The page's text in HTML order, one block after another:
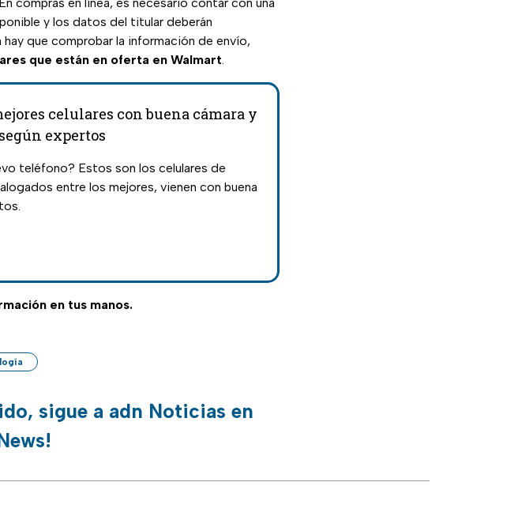
y los datos del titular deberán
que comprobar la información de envío,
que están en oferta en Walmart.
celulares con buena cámara y
expertos
teléfono? Estos son los celulares de
entre los mejores, vienen con buena
en tus manos.
sigue a adn Noticias en